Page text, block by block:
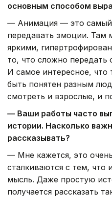
основным способом
— Анимация — это самый
передавать эмоции. Там
яркими,
то, что сложно
И самое интересное,
быть понятен разным
смотреть и взрослые, и
— Ваши работы часто
истории. Насколько
рассказывать?
— Мне кажется, это
сталкиваются с тем,
мысль. Даже простую
получается рассказать